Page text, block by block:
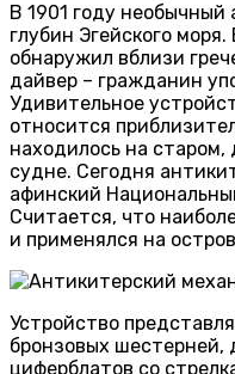
В 1901 году
глубин Эгейского моря.
обнаружил вблизи
дайвер – гражданин
Удивительное
относится
находилось на
судне. Сегодня
афинский
Считается, что
и применялся на
Устройство
бронзовых шестерней,
циферблатов со